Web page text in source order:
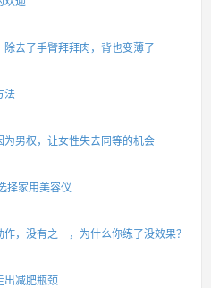
去了手臂拜拜肉，背也变薄了
法
男权，让女性失去同等的机会
择家用美容仪
，没有之一，为什么你练了没效果？
出减肥瓶颈